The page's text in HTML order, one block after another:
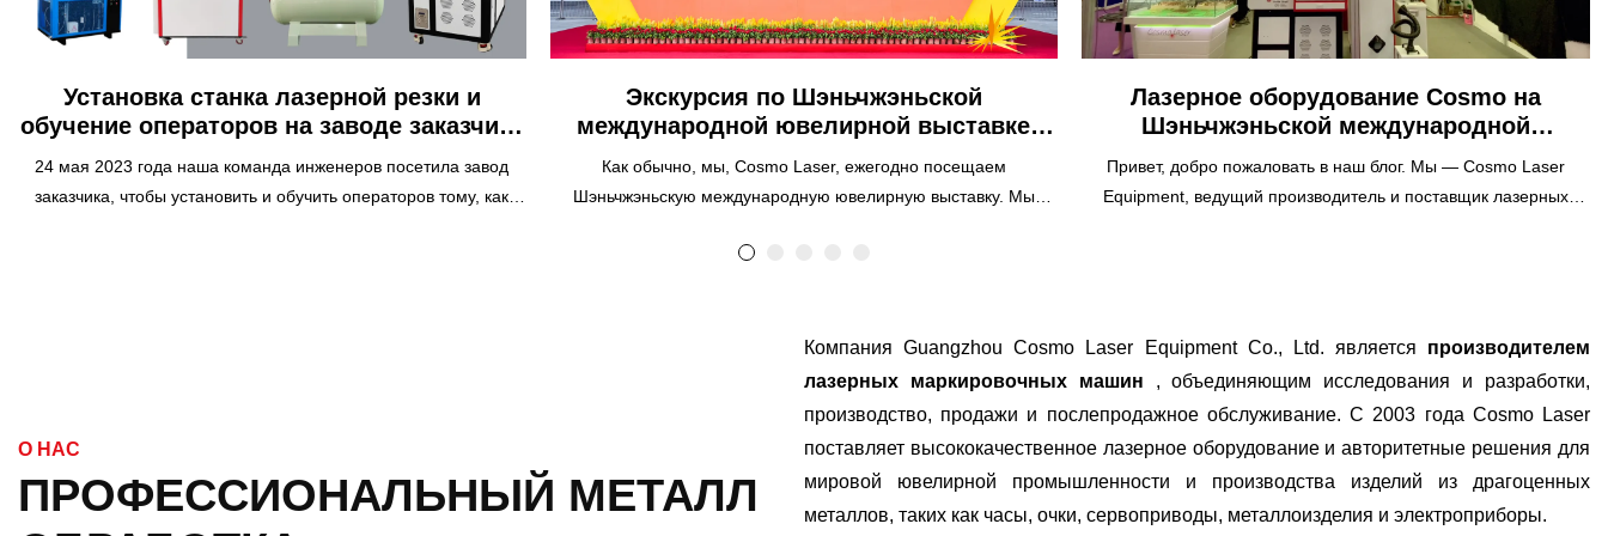
Установка станка лазерной резки и
обучение операторов на заводе заказчика
24 мая 2023 года наша команда инженеров посетила завод
заказчика, чтобы установить и обучить операторов тому, как
Экскурсия по Шэньчжэньской
международной ювелирной выставке
2024 Влог
Как обычно, мы, Cosmo Laser, ежегодно посещаем
Шэньчжэньскую международную ювелирную выставку. Мы
Остальные части, не показанные в видео, находятся в
оборудования, компания Cosmo Laser прекрасно провела
время, демонстрируя наши последние инновации, в том числе
привлекая посетителей со всего мира и предоставив нам
ценную информацию и отзывы. Оставайтесь с нами, мы
Лазерное оборудование Cosmo на
Шэньчжэньской международной
ювелирной выставке 2024 года
Привет, добро пожаловать в наш блог. Мы — Cosmo Laser
Equipment, ведущий производитель и поставщик лазерных
потрясающе! В этом блоге мы расскажем вам все о наших
продуктах и ​​решениях, реакциях и вопросах посетителей, а
также о наших благодарностях и надеждах на будущее.
О НАС
ПРОФЕССИОНАЛЬНЫЙ МЕТАЛЛ
Компания Guangzhou Cosmo Laser Equipment Co., Ltd. является производителем
лазерных маркировочных машин , объединяющим исследования и разработки,
производство, продажи и послепродажное обслуживание. С 2003 года Cosmo Laser
поставляет высококачественное лазерное оборудование и авторитетные решения для
мировой ювелирной промышленности и производства изделий из драгоценных
металлов, таких как часы, очки, сервоприводы, металлоизделия и электроприборы.